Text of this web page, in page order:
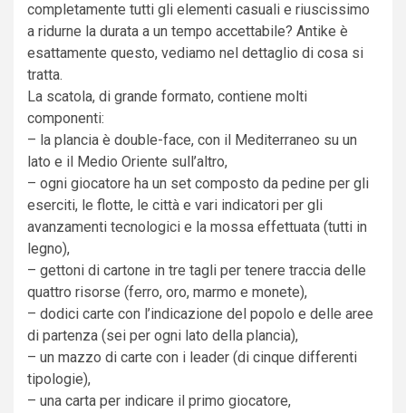
completamente tutti gli elementi casuali e riuscissimo
a ridurne la durata a un tempo accettabile? Antike è
esattamente questo, vediamo nel dettaglio di cosa si
tratta.
La scatola, di grande formato, contiene molti
componenti:
– la plancia è double-face, con il Mediterraneo su un
lato e il Medio Oriente sull’altro,
– ogni giocatore ha un set composto da pedine per gli
eserciti, le flotte, le città e vari indicatori per gli
avanzamenti tecnologici e la mossa effettuata (tutti in
legno),
– gettoni di cartone in tre tagli per tenere traccia delle
quattro risorse (ferro, oro, marmo e monete),
– dodici carte con l’indicazione del popolo e delle aree
di partenza (sei per ogni lato della plancia),
– un mazzo di carte con i leader (di cinque differenti
tipologie),
– una carta per indicare il primo giocatore,